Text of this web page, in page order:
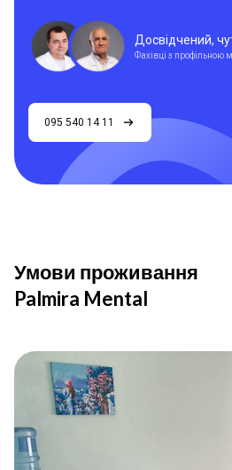
Досвідчений,
Фахівці з профільною
095 540 14 11
Умови проживання
Palmira Mental